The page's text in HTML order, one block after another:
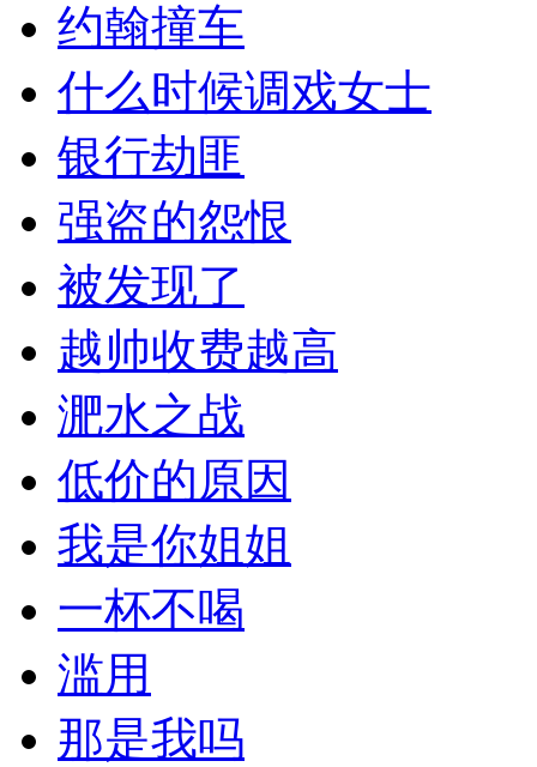
约翰撞车
什么时候调戏女士
银行劫匪
强盗的怨恨
被发现了
越帅收费越高
淝水之战
低价的原因
我是你姐姐
一杯不喝
滥用
那是我吗